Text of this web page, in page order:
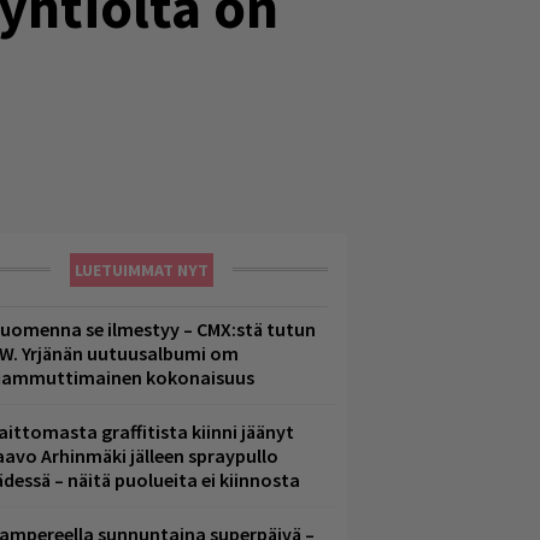
LUETUIMMAT NYT
se ilmestyy – CMX:stä tutun
Yrjänän uutuusalbumi om
kokonaisuus
graffitista kiinni jäänyt
Arhinmäki jälleen spraypullo
– näitä puolueita ei kiinnosta
sunnuntaina superpäivä –